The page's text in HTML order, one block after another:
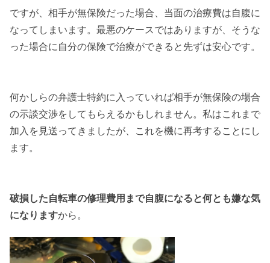
ですが、相手が無保険だった場合、当面の治療費は自腹に
なってしまいます。最悪のケースではありますが、そうな
った場合に自分の保険で治療ができると先ずは安心です。
何かしらの弁護士特約に入っていれば相手が無保険の場合
の示談交渉をしてもらえるかもしれません。私はこれまで
加入を見送ってきましたが、これを機に再考することにし
ます。
破損した自転車の修理費用まで自腹になると何とも嫌な気
になりますから。